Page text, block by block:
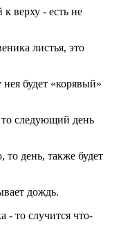
верху - есть не
листья, это
будет «корявый»
то следующий день
то день, также будет
дождь.
- то случится что-